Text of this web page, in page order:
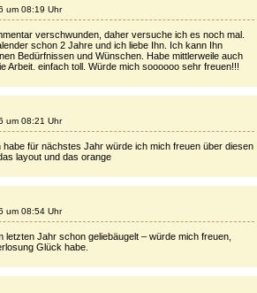
um 08:19 Uhr
verschwunden, daher versuche ich es noch mal.
schon 2 Jahre und ich liebe Ihn. Ich kann Ihn
Bedürfnissen und Wünschen. Habe mittlerweile auch
Arbeit. einfach toll. Würde mich soooooo sehr freuen!!!
um 08:21 Uhr
habe für nächstes Jahr würde ich mich freuen über diesen
layout und das orange
um 08:54 Uhr
letzten Jahr schon geliebäugelt – würde mich freuen,
Glück habe.